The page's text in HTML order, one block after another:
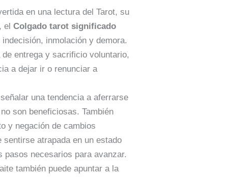
en una lectura del Tarot, su
elColgado tarot significado
inmolación y demora.
entrega y sacrificio voluntario,
a dejar ir o renunciar a
una tendencia a aferrarse
son beneficiosas. También
y negación de cambios
atrapada en un estado
pasos necesarios para avanzar.
también puede apuntar a la